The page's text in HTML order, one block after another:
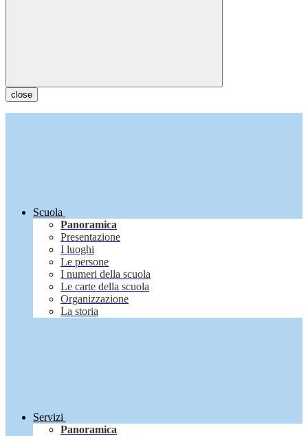
close
Scuola
Panoramica
Presentazione
I luoghi
Le persone
I numeri della scuola
Le carte della scuola
Organizzazione
La storia
Servizi
Panoramica